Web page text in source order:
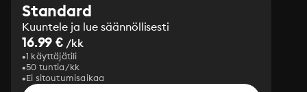
Standard
Kuuntele ja lue säännöllisesti
16.99 € /kk
1 käyttäjätili
50 tuntia/kk
Ei sitoutumisaikaa